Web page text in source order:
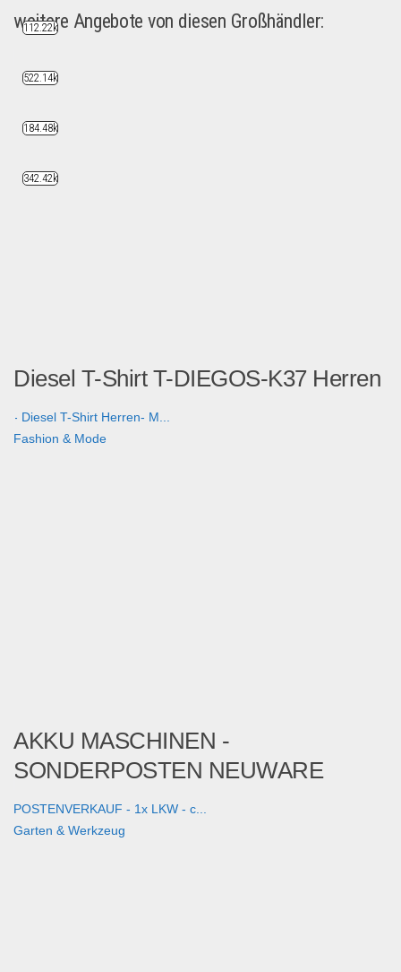
weitere Angebote von diesen Großhändler:
Diesel T-Shirt T-DIEGOS-K37 Herren
- Diesel T-Shirt Herren- M...
Fashion & Mode
AKKU MASCHINEN -
SONDERPOSTEN NEUWARE
POSTENVERKAUF - 1x LKW - c...
Garten & Werkzeug
112.22k
522.14k
184.48k
342.42k